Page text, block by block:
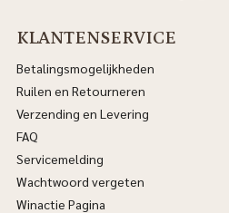
KLANTENSERVICE
Betalingsmogelijkheden
Ruilen en Retourneren
Verzending en Levering
FAQ
Servicemelding
Wachtwoord vergeten
Winactie Pagina